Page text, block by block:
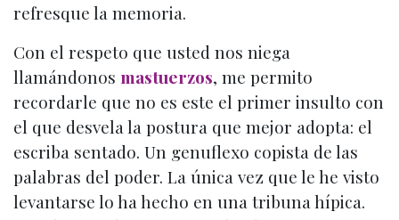
refresque la memoria.
Con el respeto que usted nos niega
llamándonos mastuerzos, me permito
recordarle que no es este el primer insulto con
el que desvela la postura que mejor adopta: el
escriba sentado. Un genuflexo copista de las
palabras del poder. La única vez que le he visto
levantarse lo ha hecho en una tribuna hípica.